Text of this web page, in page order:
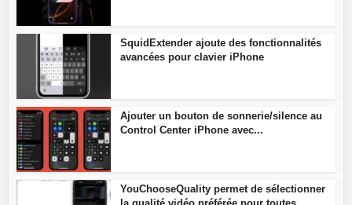
SquidExtender ajoute des fonctionnalités
avancées pour clavier iPhone
Ajouter un bouton de sonnerie/silence au
Control Center iPhone avec...
YouChooseQuality permet de sélectionner